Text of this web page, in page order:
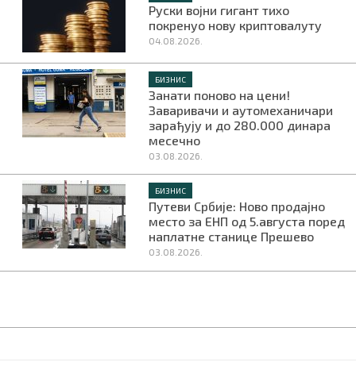
Руски војни гигант тихо
покренуо нову криптовалуту
04.08.2026.
БИЗНИС
Занати поново на цени!
Заваривачи и аутомеханичари
зарађују и до 280.000 динара
месечно
03.08.2026.
БИЗНИС
Путеви Србије: Ново продајно
место за ЕНП од 5.августа поред
наплатне станице Прешево
03.08.2026.